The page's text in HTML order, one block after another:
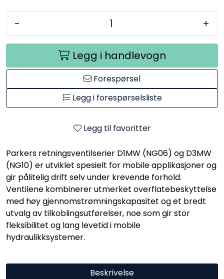
- +
Legg i handlevogn
Forespørsel
Legg i forespørselsliste
Legg til favoritter
Parkers retningsventilserier D1MW (NG06) og D3MW
(NG10) er utviklet spesielt for mobile applikasjoner og
gir pålitelig drift selv under krevende forhold.
Ventilene kombinerer utmerket overflatebeskyttelse
med høy gjennomstrømningskapasitet og et bredt
utvalg av tilkoblingsutførelser, noe som gir stor
fleksibilitet og lang levetid i mobile
hydraulikksystemer.
Beskrivelse